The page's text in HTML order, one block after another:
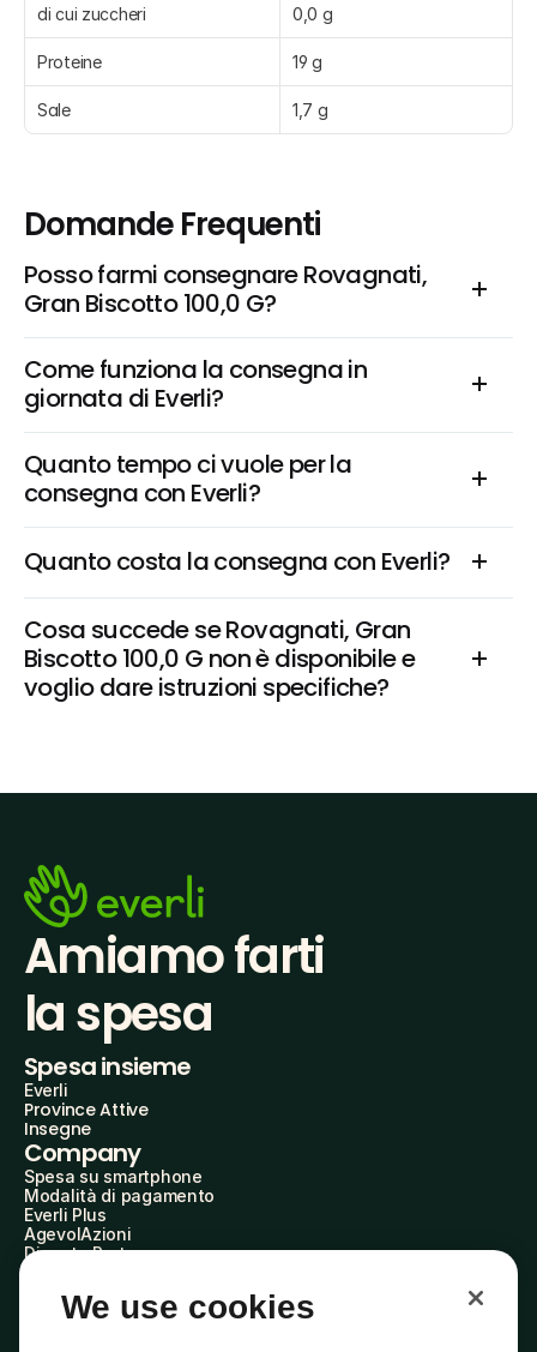
di cui zuccheri 0,0 g
Proteine 19 g
Sale 1,7 g
Domande Frequenti
Posso farmi consegnare Rovagnati,
Gran Biscotto 100,0 G?
Come funziona la consegna in
giornata di Everli?
Quanto tempo ci vuole per la
consegna con Everli?
Quanto costa la consegna con Everli?
Cosa succede se Rovagnati, Gran
Biscotto 100,0 G non è disponibile e
voglio dare istruzioni specifiche?
Amiamo farti
la spesa
Spesa insieme
Everli
Province Attive
Insegne
Company
Spesa su smartphone
Modalità di pagamento
Everli Plus
AgevolAzioni
Diventa Partner
Everli Shoppers
About Us
We use cookies